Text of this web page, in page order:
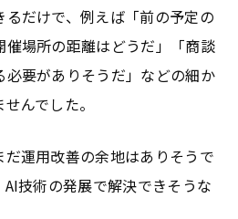
だけで、例えば「前の予定の
場所の距離はどうだ」「商談
要がありそうだ」などの細か
んでした。
だ運用改善の余地はありそうで
技術の発展で解決できそうな